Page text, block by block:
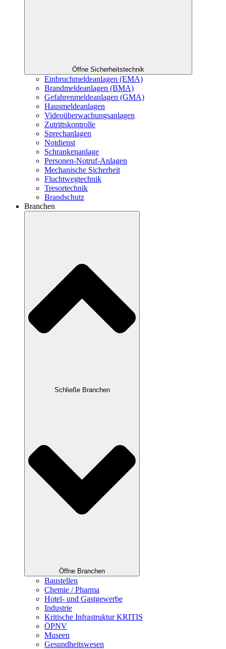
Öffne Sicherheitstechnik
Einbruchmeldeanlagen (EMA)
Brandmeldeanlagen (BMA)
Gefahrenmeldeanlagen (GMA)
Hausmeldeanlagen
Videoüberwachungsanlagen
Zutrittskontrolle
Sprechanlagen
Notdienst
Schrankenanlage
Personen-Notruf-Anlagen
Mechanische Sicherheit
Fluchtwegtechnik
Tresortechnik
Brandschutz
Branchen
Schließe Branchen
Öffne Branchen
Baustellen
Chemie / Pharma
Hotel- und Gastgewerbe
Industrie
Kritische Infrastruktur KRITIS
ÖPNV
Museen
Gesundheitswesen